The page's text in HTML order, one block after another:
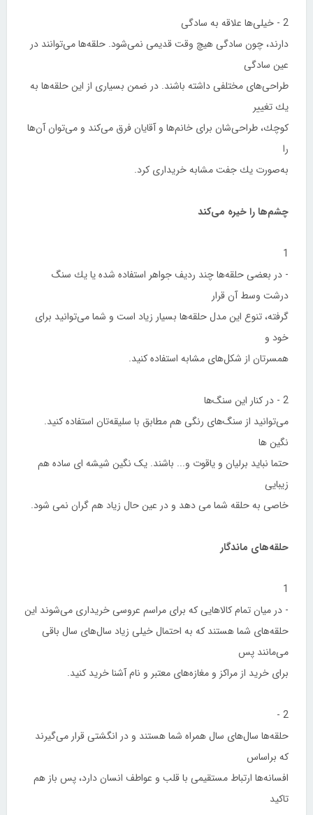
2 - خیلی‌ها علاقه به سادگی
دارند، چون سادگی هیچ‌ وقت قدیمی نمی‌شود. حلقه‌ها می‌توانند در
عین سادگی
طراحی‌های مختلفی داشته باشند. در ضمن بسیاری از این حلقه‌ها به
یك تغییر
كوچك، طراحی‌شان برای خانم‌ها و آقایان فرق می‌كند و می‌توان آن‌ها
را
به‌صورت یك جفت مشابه خریداری كرد.
چشم‌ها را خیره می‌كند
1
- در بعضی حلقه‌ها چند ردیف جواهر استفاده شده یا یك سنگ
درشت وسط آن قرار
گرفته، تنوع این مدل‌ حلقه‌ها بسیار زیاد است و شما می‌توانید برای
خود و
همسرتان از شكل‌های مشابه استفاده كنید.
2 - در كنار این سنگ‌ها
می‌توانید از سنگ‌های رنگی هم مطابق با سلیقه‌تان استفاده كنید.
نگین ها
حتما نباید برلیان و یاقوت و... باشند. یک نگین شیشه ای ساده هم
زیبایی
خاصی به حلقه شما می دهد و در عین حال زیاد هم گران نمی شود.
حلقه‌های ماندگار
1
- در میان تمام كالاهایی كه برای مراسم عروسی خریداری می‌شوند این
حلقه‌های شما هستند كه به احتمال خیلی زیاد سال‌های سال باقی
می‌مانند پس
برای خرید از مراكز و مغازه‌های معتبر و نام آشنا خرید كنید.
2 -
حلقه‌ها سال‌های سال همراه شما هستند و در انگشتی قرار می‌گیرند
كه براساس
افسانه‌ها ارتباط مستقیمی با قلب و عواطف انسان دارد، پس باز هم
تاكید